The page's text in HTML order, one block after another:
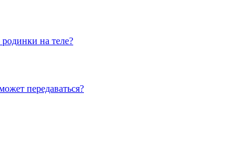
на теле?
передаваться?